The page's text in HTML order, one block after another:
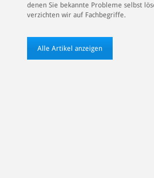
denen Sie bekannte Probleme selbst
verzichten wir auf Fachbegriffe.
Alle Artikel anzeigen